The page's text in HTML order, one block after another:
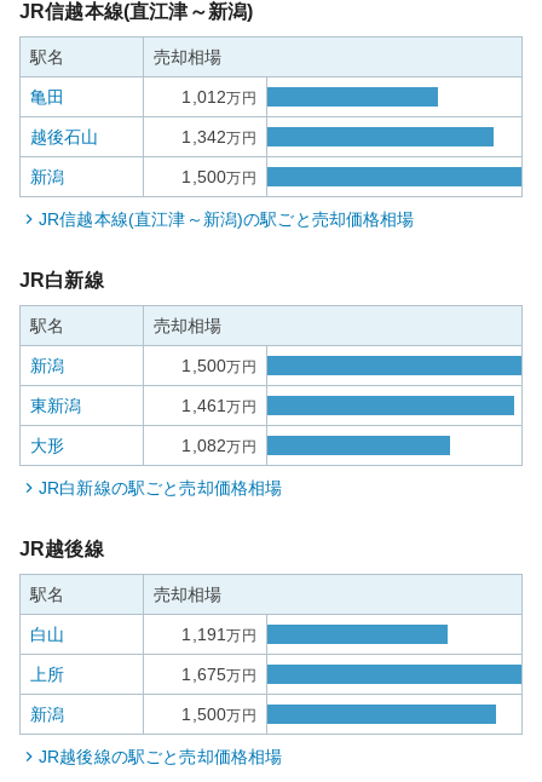
JR信越本線(直江津～新潟)
駅名 売却相場
亀田 1,012万円
越後石山 1,342万円
新潟 1,500万円
JR信越本線(直江津～新潟)の駅ごと売却価格相場
JR白新線
駅名 売却相場
新潟 1,500万円
東新潟 1,461万円
大形 1,082万円
JR白新線の駅ごと売却価格相場
JR越後線
駅名 売却相場
白山 1,191万円
上所 1,675万円
新潟 1,500万円
JR越後線の駅ごと売却価格相場